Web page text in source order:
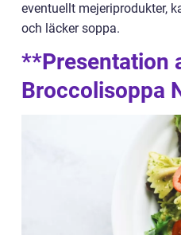
eventuellt mejeriprodukter,
och läcker soppa.
**Presentation
Broccolisoppa